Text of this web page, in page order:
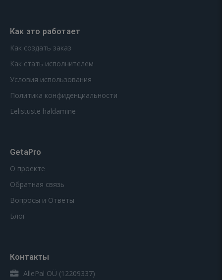
Как это работает
Как создать заказ
Как стать исполнителем
Условия использования
Политика конфиденциальности
Eelistuste haldamine
GetaPro
О проекте
Обратная связь
Вопросы и Ответы
Блог
Контакты
AllePal OÜ (12209337)